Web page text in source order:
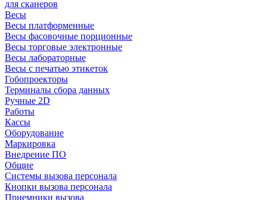
для сканеров
Весы
Весы платформенные
Весы фасовочные порционные
Весы торговые электронные
Весы лабораторные
Весы с печатью этикеток
Гобопроекторы
Терминалы сбора данных
Ручные 2D
Работы
Кассы
Оборудование
Маркировка
Внедрение ПО
Общие
Системы вызова персонала
Кнопки вызова персонала
Приемники вызова